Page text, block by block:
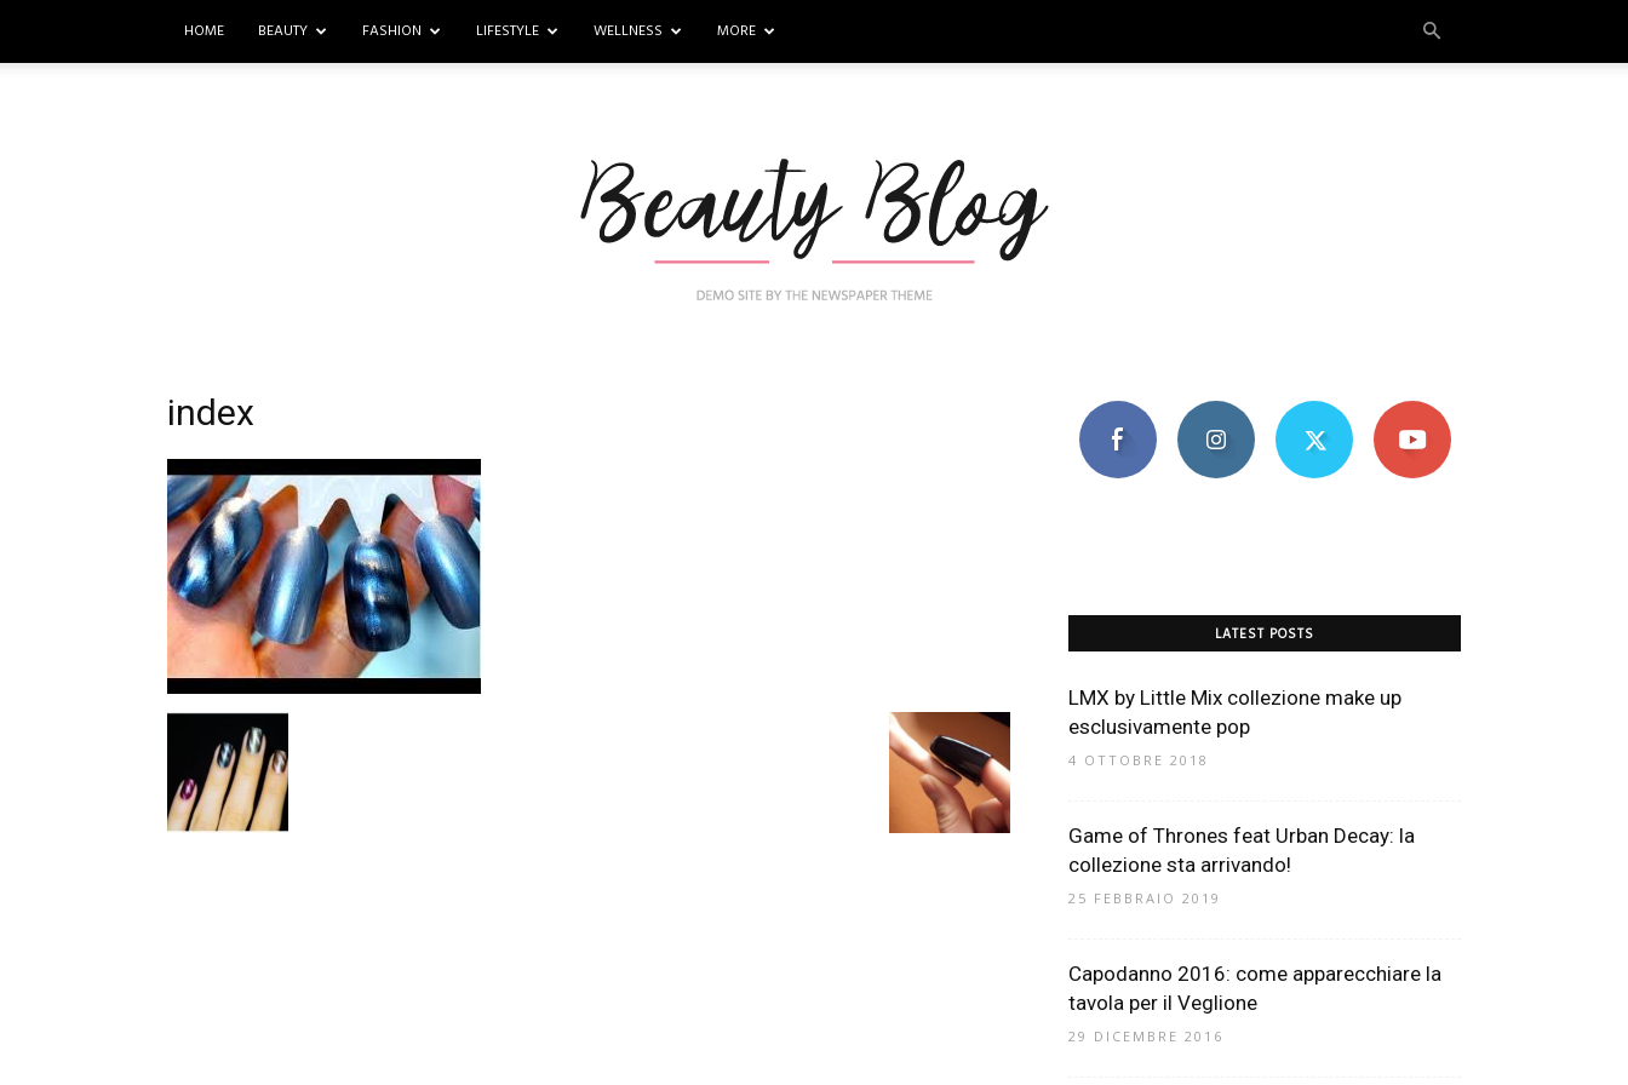
HOME BEAUTY FASHION LIFESTYLE WELLNESS MORE
index
LATEST POSTS
LMX by Little Mix collezione make up
esclusivamente pop
4 OTTOBRE 2018
Game of Thrones feat Urban Decay: la
collezione sta arrivando!
25 FEBBRAIO 2019
Capodanno 2016: come apparecchiare la
tavola per il Veglione
29 DICEMBRE 2016